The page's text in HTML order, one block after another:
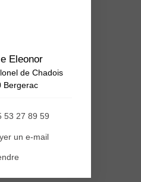
Eleonor
de Chadois
Bergerac
53 27 89 59
un e-mail